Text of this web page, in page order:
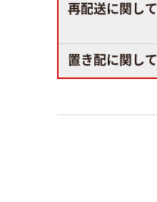
再配送に関して
置き配に関して